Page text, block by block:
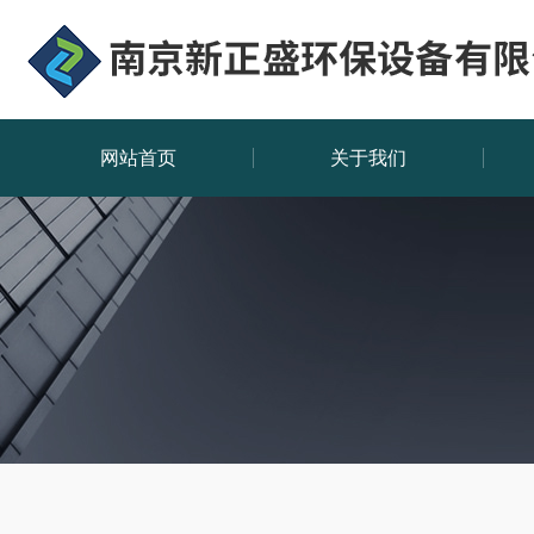
网站首页 关于我们